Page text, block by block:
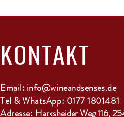
KONTAKT
Email: info@wineandsenses.de
Tel & WhatsApp: 0177 1801481
Adresse: Harksheider Weg 116,